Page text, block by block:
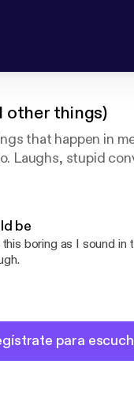
other things)
that happen in
Laughs, stupid
be
boring as I sound
para